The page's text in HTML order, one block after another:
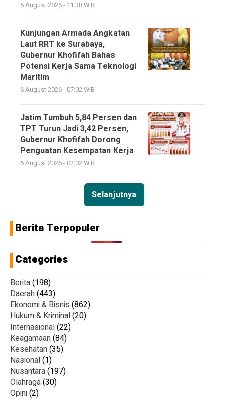
6 August 2026 - 11:38 WIB
Kunjungan Armada Angkatan
Laut RRT ke Surabaya,
Gubernur Khofifah Bahas
Potensi Kerja Sama Teknologi
Maritim
6 August 2026 - 07:02 WIB
Jatim Tumbuh 5,84 Persen dan
TPT Turun Jadi 3,42 Persen,
Gubernur Khofifah Dorong
Penguatan Kesempatan Kerja
6 August 2026 - 02:02 WIB
Selanjutnya
Berita Terpopuler
Categories
Berita(198)
Daerah(443)
Ekonomi & Bisnis (862)
Hukum & Kriminal(20)
Internasional(22)
Keagamaan(84)
Kesehatan(35)
Nasional(1)
Nusantara(197)
Olahraga(30)
Opini(2)